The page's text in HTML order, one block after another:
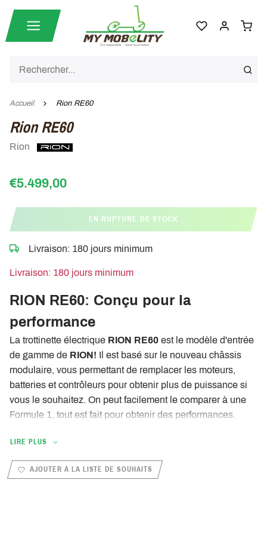
Accueil Rion RE60
Rion RE60
Rion
€5.499,00
EN RUPTURE DE STOCK
Livraison: 180 jours minimum
Livraison: 180 jours minimum
RION RE60: Conçu pour la
performance
La trottinette électrique RION RE60 est le modèle d'entrée
de gamme de RION! Il est basé sur le nouveau châssis
modulaire, vous permettant de remplacer les moteurs,
batteries et contrôleurs pour obtenir plus de puissance si
vous le souhaitez. On peut facilement le comparer à une
Formule 1, tout est fait pour obtenir des performances.
Développé, fabriqué et assemblé à Los Angeles
carbone et fibre de verre) / Les bras avant et arrière sont en
LIRE PLUS
AJOUTER À LA LISTE DE SOUHAITS